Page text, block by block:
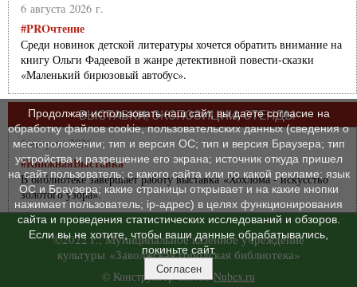
6 августа 2026 г.
#PROчтение
Среди новинок детской литературы хочется обратить внимание на
книгу Ольги Фадеевой в жанре детективной повести-сказки
«Маленький бирюзовый автобус».
ВЫСТАВКИ, ЭКСПОЗИЦИИ, СТЕНДЫ
6 августа 2026 г.
#КнижнаяВыставка
В библиотеке завершает работу выставка «Хохлома - искусство
золотого узора».
©2022 г., Муниципальное казенное учреждение
культуры «Заволжская городская библиотека»
© Конструктор сайтовNubex.ru
Продолжая использовать наш сайт, вы даете согласие на
обработку файлов cookie, пользовательских данных (сведения о
местоположении; тип и версия ОС; тип и версия Браузера; тип
устройства и разрешение его экрана; источник откуда пришел
на сайт пользователь; с какого сайта или по какой рекламе; язык
ОС и Браузера; какие страницы открывает и на какие кнопки
нажимает пользователь; ip-адрес) в целях функционирования
сайта и проведения статистических исследований и обзоров.
Если вы не хотите, чтобы ваши данные обрабатывались,
покиньте сайт.
Согласен